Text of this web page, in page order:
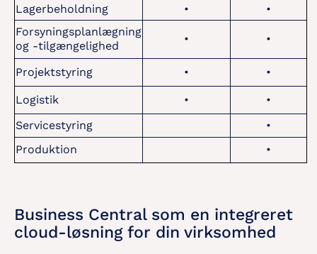
Lagerbeholdning
•
•
Forsyningsplanlægning
og -tilgængelighed
• •
Projektstyring • •
Logistik •
•
Servicestyring
•
Produktion
•
Business Central som en integreret
cloud-løsning for din virksomhed